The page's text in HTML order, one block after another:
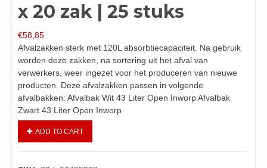
x 20 zak | 25 stuks
€58,85
Afvalzakken sterk met 120L absorbtiecapaciteit. Na gebruik
worden deze zakken, na sortering uit het afval van
verwerkers, weer ingezet voor het produceren van nieuwe
producten. Deze afvalzakken passen in volgende
afvalbakken: Afvalbak Wit 43 Liter Open Inworp Afvalbak
Zwart 43 Liter Open Inworp
ADD TO CART